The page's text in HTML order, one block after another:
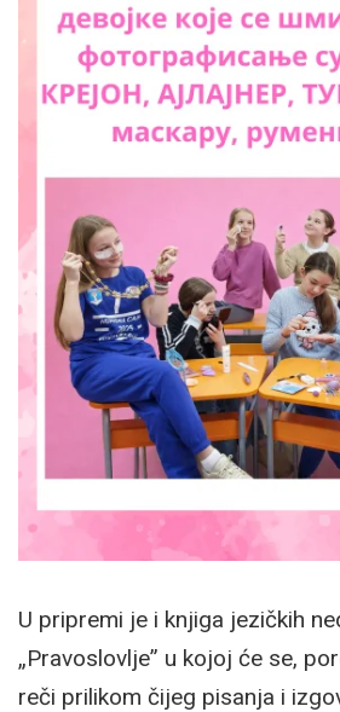
U pripremi je i knjiga jezičkih
„Pravoslovlje” u kojoj će se,
reči prilikom čijeg pisanja i